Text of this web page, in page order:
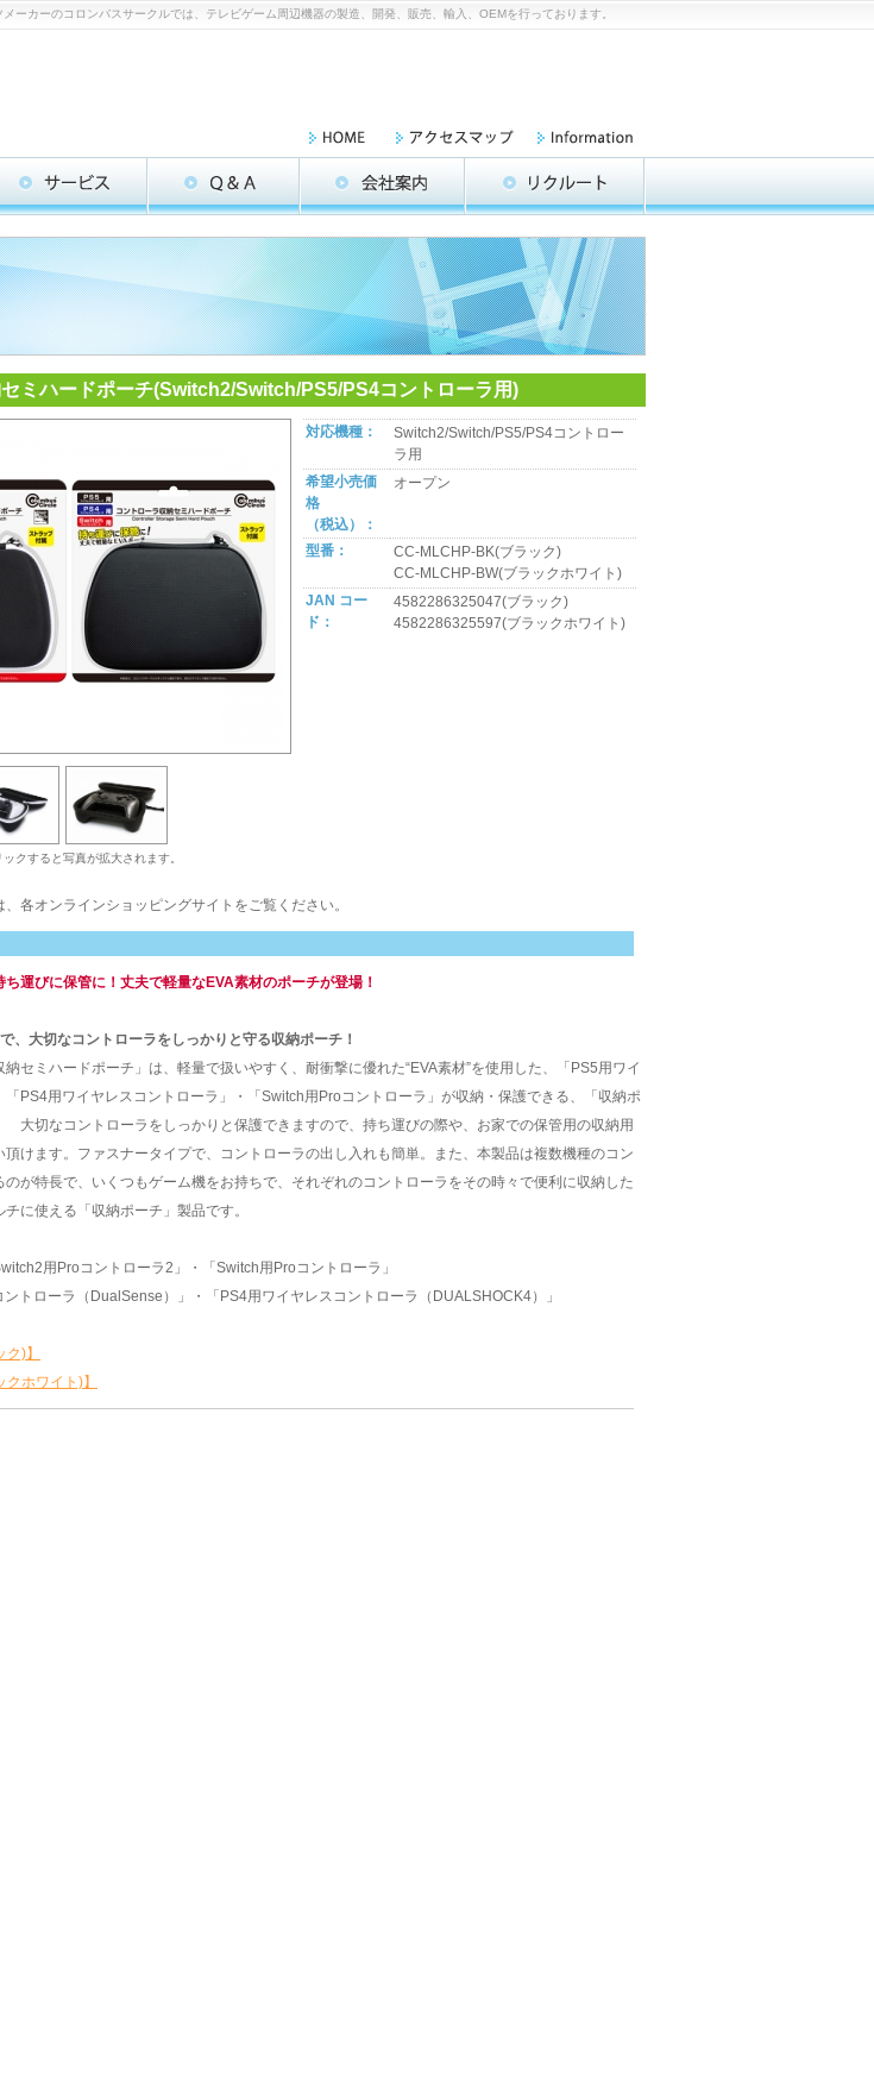
カーのコロンバスサークルでは、テレビゲーム周辺機器の製造、開発、販売、輸入、OEMを行っております。
ミハードポーチ(Switch2/Switch/PS5/PS4コントローラ用)
クすると写真が拡大されます。
対応機種：
Switch2/Switch/PS5/PS4コントロー
ラ用
希望小売価
格
（税込）：
オープン
型番：
CC-MLCHP-BK(ブラック)
CC-MLCHP-BW(ブラックホワイト)
JAN コー
ド：
4582286325047(ブラック)
4582286325597(ブラックホワイト)
各オンラインショッピングサイトをご覧ください。
運びに保管に！丈夫で軽量なEVA素材のポーチが登場！
、大切なコントローラをしっかりと守る収納ポーチ！
セミハードポーチ」は、軽量で扱いやすく、耐衝撃に優れた“EVA素材”を使用した、「PS5用ワイ
「PS4用ワイヤレスコントローラ」・「Switch用Proコントローラ」が収納・保護できる、「収納ポ
大切なコントローラをしっかりと保護できますので、持ち運びの際や、お家での保管用の収納用
けます。ファスナータイプで、コントローラの出し入れも簡単。また、本製品は複数機種のコン
のが特長で、いくつもゲーム機をお持ちで、それぞれのコントローラをその時々で便利に収納した
に使える「収納ポーチ」製品です。
用Proコントローラ2」・「Switch用Proコントローラ」
ントローラ（DualSense）」・「PS4用ワイヤレスコントローラ（DUALSHOCK4）」
)】
クホワイト)】